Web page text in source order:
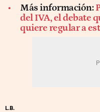
Más información:
del IVA, el debate
quiere regular a
L.B.